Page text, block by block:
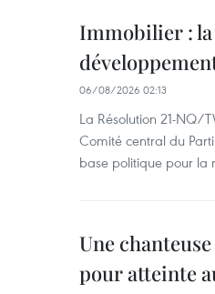
Immobilier : la
06/08/2026 02:13
La Résolution 21-NQ/
Comité central du
base politique pour la
Une
pour atteinte